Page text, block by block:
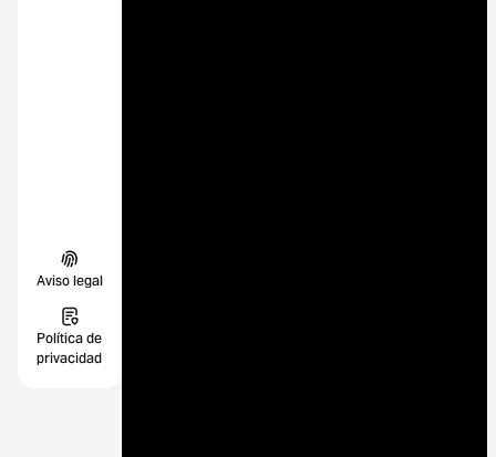
Aviso legal
Política de
privacidad